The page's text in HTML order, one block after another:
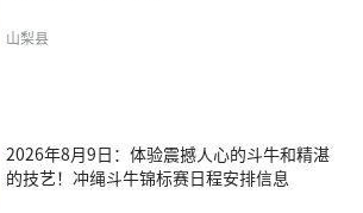
山梨县
2026年8月9日：体验震撼人心的斗牛和精湛
的技艺！冲绳斗牛锦标赛日程安排信息